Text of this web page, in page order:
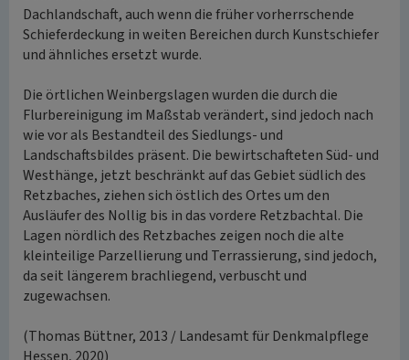
Dachlandschaft, auch wenn die früher vorherrschende
Schieferdeckung in weiten Bereichen durch Kunstschiefer
und ähnliches ersetzt wurde.
Die örtlichen Weinbergslagen wurden die durch die
Flurbereinigung im Maßstab verändert, sind jedoch nach
wie vor als Bestandteil des Siedlungs- und
Landschaftsbildes präsent. Die bewirtschafteten Süd- und
Westhänge, jetzt beschränkt auf das Gebiet südlich des
Retzbaches, ziehen sich östlich des Ortes um den
Ausläufer des Nollig bis in das vordere Retzbachtal. Die
Lagen nördlich des Retzbaches zeigen noch die alte
kleinteilige Parzellierung und Terrassierung, sind jedoch,
da seit längerem brachliegend, verbuscht und
zugewachsen.
(Thomas Büttner, 2013 / Landesamt für Denkmalpflege